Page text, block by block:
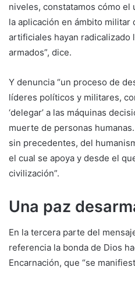
niveles, constatamos cómo
la aplicación en ámbito militar
artificiales hayan radicalizado
armados”, dice.
Y denuncia “un proceso de
líderes políticos y militares,
‘delegar’ a las máquinas
muerte de personas
sin precedentes, del
el cual se apoya y desde el
civilización”.
Una paz
En la tercera parte del
referencia la bonda de Dios
Encarnación, que “se